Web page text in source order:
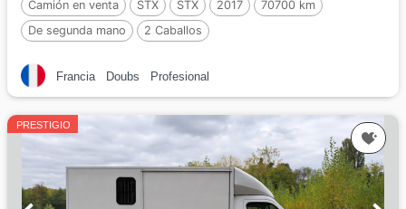
Camión en venta STX STX 2017
70700 km
De segunda mano
2 Caballos
Francia Doubs Profesional
PRESTIGIO